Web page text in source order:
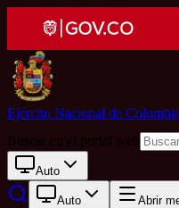
Ejército Nacional de Colombia
Buscar en el portal web
Auto
Auto Abrir